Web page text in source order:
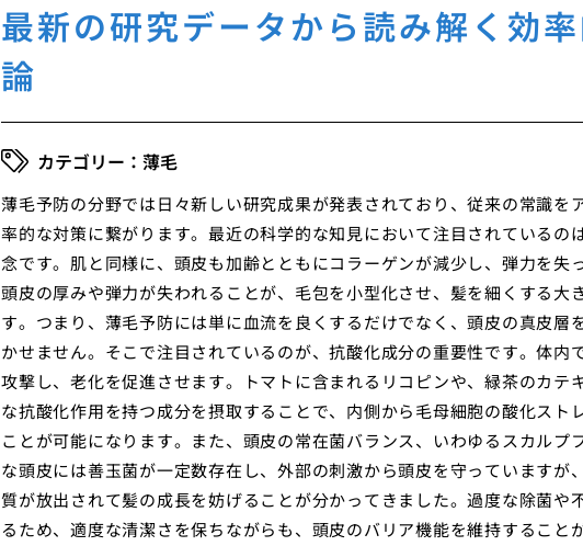
最新の研究データから読み解く効
論
薄毛
薄毛予防の分野では日々新しい研究成果が発表されており、従来の常識を
率的な対策に繋がります。最近の科学的な知見において注目されているの
念です。肌と同様に、頭皮も加齢とともにコラーゲンが減少し、弾力を失
頭皮の厚みや弾力が失われることが、毛包を小型化させ、髪を細くする大
す。つまり、薄毛予防には単に血流を良くするだけでなく、頭皮の真皮層
かせません。そこで注目されているのが、抗酸化成分の重要性です。体内
攻撃し、老化を促進させます。トマトに含まれるリコピンや、緑茶のカテ
な抗酸化作用を持つ成分を摂取することで、内側から毛母細胞の酸化スト
ことが可能になります。また、頭皮の常在菌バランス、いわゆるスカルプ
な頭皮には善玉菌が一定数存在し、外部の刺激から頭皮を守っていますが
質が放出されて髪の成長を妨げることが分かってきました。過度な除菌や
るため、適度な清潔さを保ちながらも、頭皮のバリア機能を維持すること